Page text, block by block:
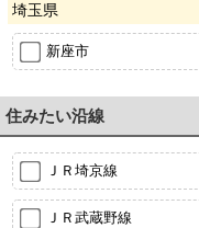
埼玉県
新座市
住みたい沿線
ＪＲ埼京線
ＪＲ武蔵野線